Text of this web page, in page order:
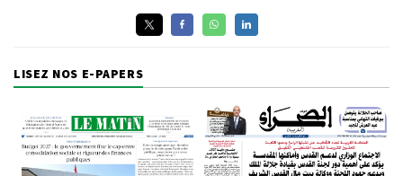
LISEZ NOS E-PAPERS